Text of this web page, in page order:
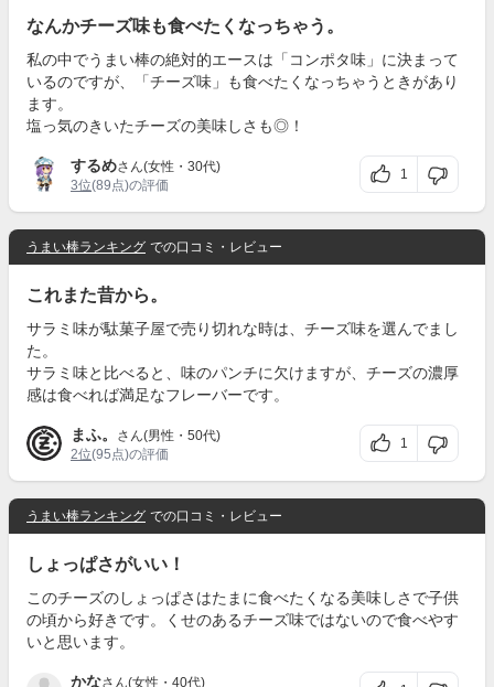
なんかチーズ味も食べたくなっちゃう。
私の中でうまい棒の絶対的エースは「コンポタ味」に決まって
いるのですが、「チーズ味」も食べたくなっちゃうときがあり
ます。
塩っ気のきいたチーズの美味しさも◎！
するめさん(女性・30代)
3位(89点)の評価
1
うまい棒ランキング での口コミ・レビュー
これまた昔から。
サラミ味が駄菓子屋で売り切れな時は、チーズ味を選んでまし
た。
サラミ味と比べると、味のパンチに欠けますが、チーズの濃厚
感は食べれば満足なフレーバーです。
まふ。
さん(男性・50代)
2位(95点)の評価
1
うまい棒ランキング での口コミ・レビュー
しょっぱさがいい！
このチーズのしょっぱさはたまに食べたくなる美味しさで子供
の頃から好きです。くせのあるチーズ味ではないので食べやす
いと思います。
かなさん(女性・40代)